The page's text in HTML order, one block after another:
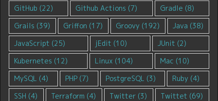
GitHub (22) Github Actions (7) Gradle (8)
Grails (39) Griffon (17) Groovy (192) Java (38)
JavaScript (25) jEdit (10) JUnit (2)
Kubernetes (12) Linux (104) Mac (10)
MySQL (4) PHP(7) PostgreSQL (3) Ruby (4)
SSH (4) Terraform (4) Twitter (3) Twittet (69)